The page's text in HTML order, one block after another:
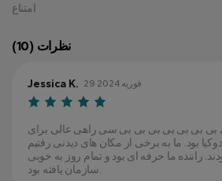
امتناع
نظرات (10)
Jessica K. 29 فوریه 2024
بی بی بی بی بی بی سی راهی عالی برای
بود. ما به برخی از مکان های دیدنی رفتیم
راننده ما حرفه ای بود و تمام روز به خوبی
سازمان یافته بود.